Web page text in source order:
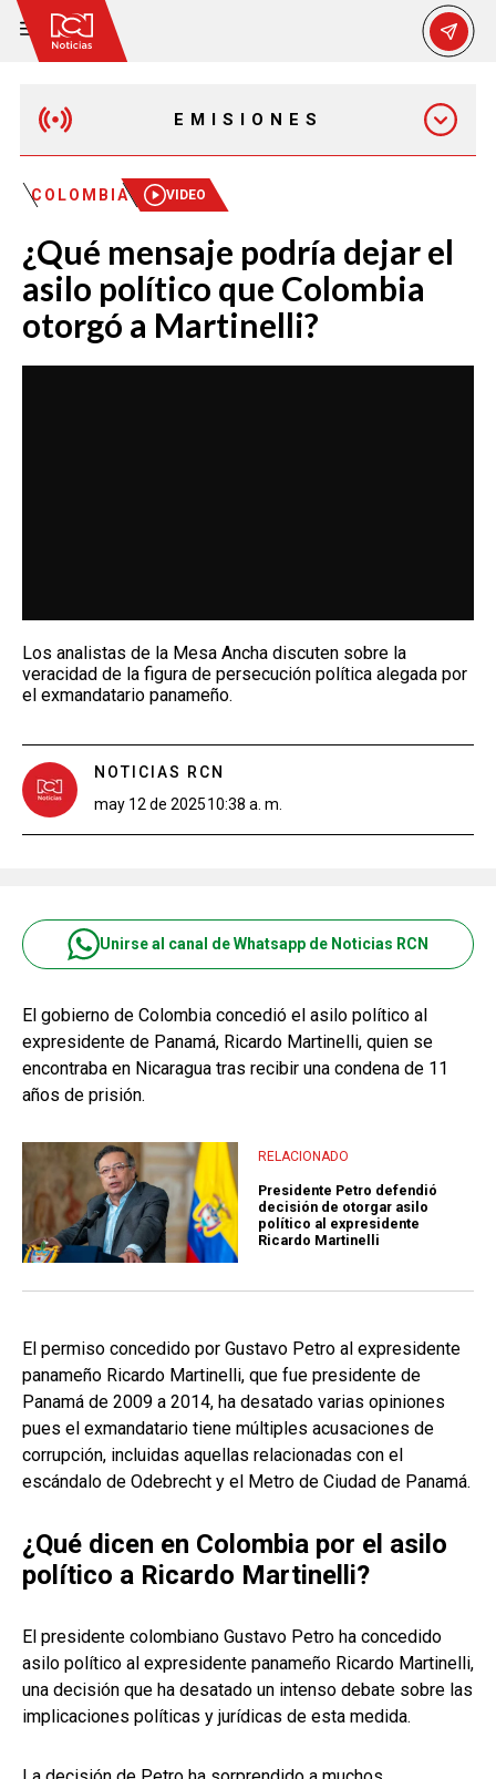
EMISIONES
EMISIÓN 12:30 PM
EMISIÓN 7:00 PM
COLOMBIA VIDEO
¿Qué mensaje podría dejar el
asilo político que Colombia
otorgó a Martinelli?
Los analistas de la Mesa Ancha discuten sobre la
veracidad de la figura de persecución política alegada por
el exmandatario panameño.
NOTICIAS RCN
may 12 de 202510:38 a. m.
Unirse al canal de Whatsapp de Noticias RCN
El gobierno de Colombia concedió el asilo político al
expresidente de Panamá, Ricardo Martinelli, quien se
encontraba en Nicaragua tras recibir una condena de 11
años de prisión.
RELACIONADO
Presidente Petro defendió
decisión de otorgar asilo
político al expresidente
Ricardo Martinelli
El permiso concedido por Gustavo Petro al expresidente
panameño Ricardo Martinelli, que fue presidente de
Panamá de 2009 a 2014, ha desatado varias opiniones
pues el exmandatario tiene múltiples acusaciones de
corrupción, incluidas aquellas relacionadas con el
escándalo de Odebrecht y el Metro de Ciudad de Panamá.
¿Qué dicen en Colombia por el asilo
político a Ricardo Martinelli?
El presidente colombiano Gustavo Petro ha concedido
asilo político al expresidente panameño Ricardo Martinelli,
una decisión que ha desatado un intenso debate sobre las
implicaciones políticas y jurídicas de esta medida.